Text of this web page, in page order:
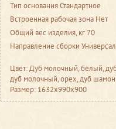
Тип основания Стандартное
Встроенная рабочая зона Нет
Общий вес изделия, кг 70
Направление сборки
Цвет: Дуб молочный, белый,
дуб молочный, орех, дуб
Размер: 1632x990x900